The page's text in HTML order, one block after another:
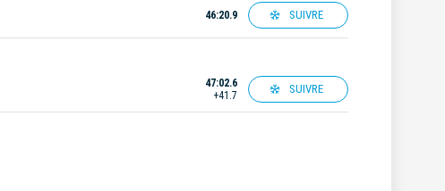
46:20.9 SUIVRE
47:02.6
+41.7
SUIVRE